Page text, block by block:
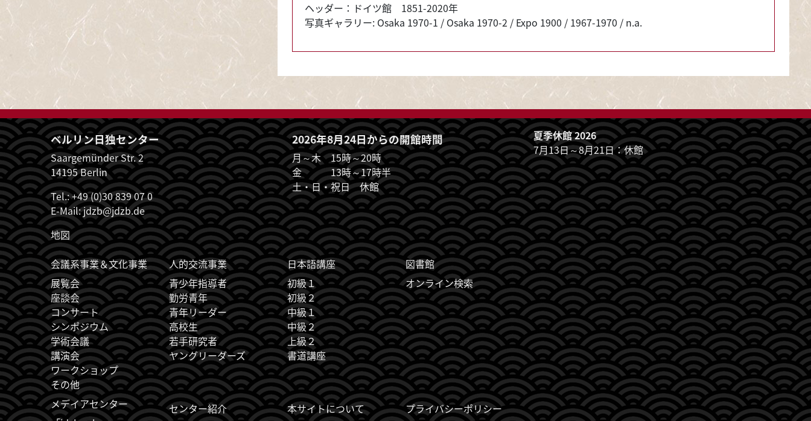
ヘッダー：ドイツ館 1851-2020年
写真ギャラリー: Osaka 1970-1 / Osaka 1970-2 / Expo 1900 / 1967-1970 / n.a.
イベント一覧
ベルリン日独センター
Saargemünder Str. 2
14195 Berlin
Tel.: +49 (0)30 839 07 0
E-Mail:jdzb@jdzb.de
地図
2026年8月24日からの開館時間
月～木 15時～20時
金 13時～17時半
土・日・祝日 休館
夏季休館 2026
7月13日～8月21日：休館
JDZB_FUSSZEILENMENÜ
会議系事業＆文化事業
展覧会
座談会
コンサート
シンポジウム
学術会議
講演会
ワークショップ
その他
人的交流事業
青少年指導者
勤労青年
青年リーダー
高校生
若手研究者
ヤングリーダーズ
日本語講座
初級１
初級２
中級１
中級２
上級２
書道講座
図書館
オンライン検索
メデイアセンター
センター紹介
本サイトについて プライバシーポリシー